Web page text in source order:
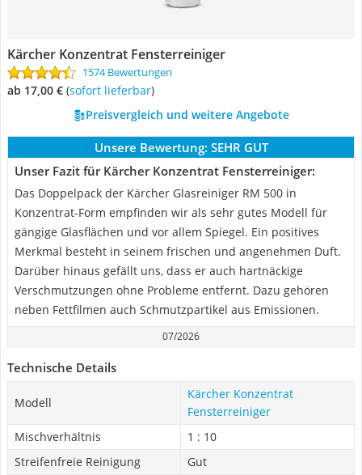
Kärcher Konzentrat Fensterreiniger
1574 Bewertungen
ab 17,00 € ( Sofort lieferbar)
Preisvergleich und weitere Angebote
Unsere Bewertung: SEHR GUT
Unser Fazit für Kärcher Konzentrat Fensterreiniger:
Das Doppelpack der Kärcher Glasreiniger RM 500 in
Konzentrat-Form empfinden wir als sehr gutes Modell für
gängige Glasflächen und vor allem Spiegel. Ein positives
Merkmal besteht in seinem frischen und angenehmen Duft.
Darüber hinaus gefällt uns, dass er auch hartnäckige
Verschmutzungen ohne Probleme entfernt. Dazu gehören
neben Fettfilmen auch Schmutzpartikel aus Emissionen.
07/2026
Technische Details
Modell
Kärcher Konzentrat
Fensterreiniger
Mischverhältnis
1 : 10
Streifenfreie Reinigung
Gut